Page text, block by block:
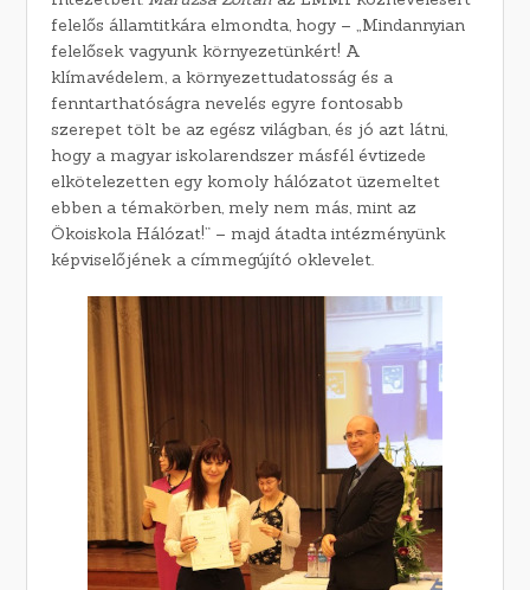
felelős államtitkára elmondta, hogy – „Mindannyian
felelősek vagyunk környezetünkért! A
klímavédelem, a környezettudatosság és a
fenntarthatóságra nevelés egyre fontosabb
szerepet tölt be az egész világban, és jó azt látni,
hogy a magyar iskolarendszer másfél évtizede
elkötelezetten egy komoly hálózatot üzemeltet
ebben a témakörben, mely nem más, mint az
Ökoiskola Hálózat!” – majd átadta intézményünk
képviselőjének a címmegújító oklevelet.